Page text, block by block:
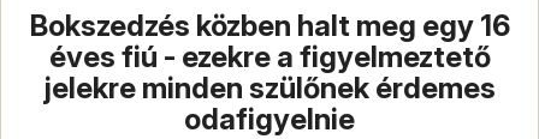
Bokszedzés közben halt meg egy 16
éves fiú - ezekre a figyelmeztető
jelekre minden szülőnek érdemes
odafigyelnie